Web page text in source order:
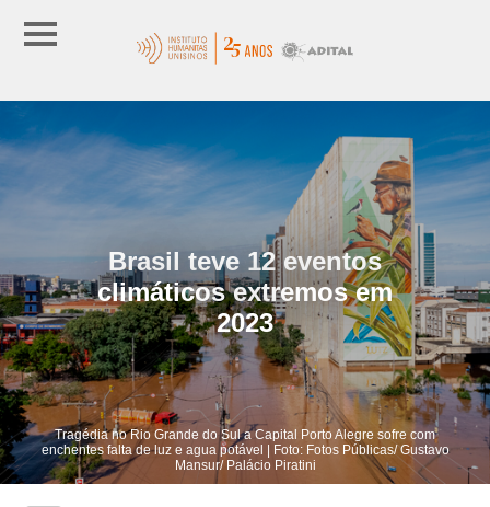
Brasil teve 12 eventos
climáticos extremos em
2023
Tragédia no Rio Grande do Sul a Capital Porto Alegre sofre com
enchentes falta de luz e agua potável | Foto: Fotos Públicas/ Gustavo
Mansur/ Palácio Piratini